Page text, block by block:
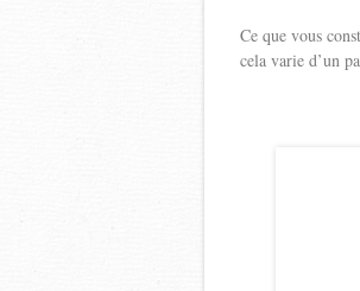
Ce que vous
cela varie d’un